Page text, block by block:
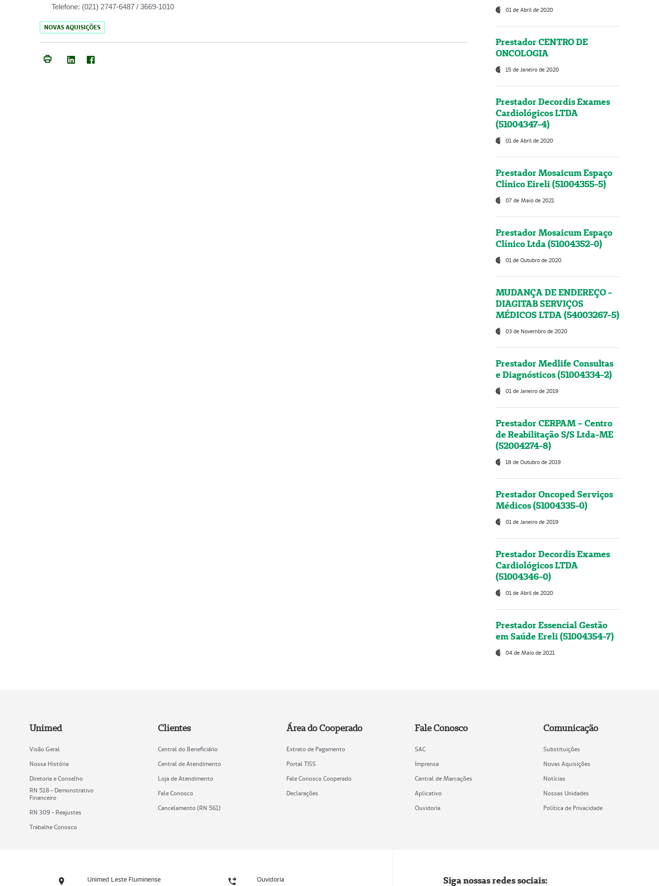
Telefone: (021) 2747-6487 / 3669-1010
NOVAS AQUISIÇÕES
01 de Abril de 2020
Prestador CENTRO DE
ONCOLOGIA
15 de Janeiro de 2020
Prestador Decordis Exames
Cardiológicos LTDA
(51004347-4)
01 de Abril de 2020
Prestador Mosaicum Espaço
Clínico Eireli (51004355-5)
07 de Maio de 2021
Prestador Mosaicum Espaço
Clínico Ltda (51004352-0)
01 de Outubro de 2020
MUDANÇA DE ENDEREÇO -
DIAGITAB SERVIÇOS
MÉDICOS LTDA (54003267-5)
03 de Novembro de 2020
Prestador Medlife Consultas
e Diagnósticos (51004334-2)
01 de Janeiro de 2019
Prestador CERPAM – Centro
de Reabilitação S/S Ltda-ME
(52004274-8)
18 de Outubro de 2019
Prestador Oncoped Serviços
Médicos (51004335-0)
01 de Janeiro de 2019
Prestador Decordis Exames
Cardiológicos LTDA
(51004346-0)
01 de Abril de 2020
Prestador Essencial Gestão
em Saúde Ereli (51004354-7)
04 de Maio de 2021
Unimed
Visão Geral
Nossa História
Diretoria e Conselho
RN 518 - Demonstrativo
Financeiro
RN 309 - Reajustes
Trabalhe Conosco
Clientes
Central do Beneficiário
Central de Atendimento
Loja de Atendimento
Fale Conosco
Cancelamento (RN 561)
Área do Cooperado
Extrato de Pagamento
Portal TISS
Fale Conosco Cooperado
Declarações
Fale Conosco
SAC
Imprensa
Central de Marcações
Aplicativo
Ouvidoria
Comunicação
Substituições
Novas Aquisições
Notícias
Nossas Unidades
Política de Privacidade
Unimed Leste Fluminense Ouvidoria Siga nossas redes sociais: